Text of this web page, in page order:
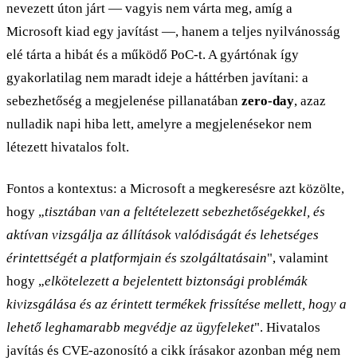
nevezett úton járt — vagyis nem várta meg, amíg a
Microsoft kiad egy javítást —, hanem a teljes nyilvánosság
elé tárta a hibát és a működő PoC-t. A gyártónak így
gyakorlatilag nem maradt ideje a háttérben javítani: a
sebezhetőség a megjelenése pillanatában zero-day, azaz
nulladik napi hiba lett, amelyre a megjelenésekor nem
létezett hivatalos folt.
Fontos a kontextus: a Microsoft a megkeresésre azt közölte,
hogy „tisztában van a feltételezett sebezhetőségekkel, és
aktívan vizsgálja az állítások valódiságát és lehetséges
érintettségét a platformjain és szolgáltatásain", valamint
hogy „elkötelezett a bejelentett biztonsági problémák
kivizsgálása és az érintett termékek frissítése mellett, hogy a
lehető leghamarabb megvédje az ügyfeleket". Hivatalos
javítás és CVE-azonosító a cikk írásakor azonban még nem